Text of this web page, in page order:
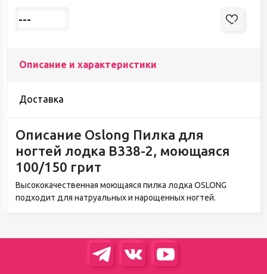
---
Описание и характеристики
Доставка
Описание Oslong Пилка для
ногтей лодка B338-2, моющаяся
100/150 грит
Высококачественная моющаяся пилка лодка OSLONG
подходит для натруальных и нарощенных ногтей.